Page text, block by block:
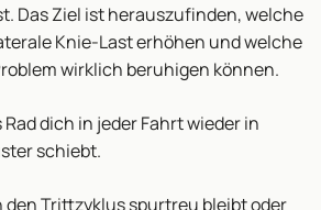
Das Ziel ist herauszufinden, welche
Knie-Last erhöhen und welche
wirklich beruhigen können.
dich in jeder Fahrt wieder in
schiebt.
den Trittzyklus spurtreu bleibt oder